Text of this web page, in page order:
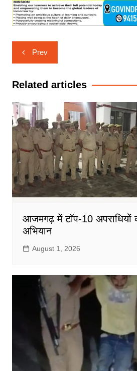
Post
navigation
Prev
Related articles
आजमगढ़ में टॉप-10 अपराधियों
अभियान
August 1, 2026